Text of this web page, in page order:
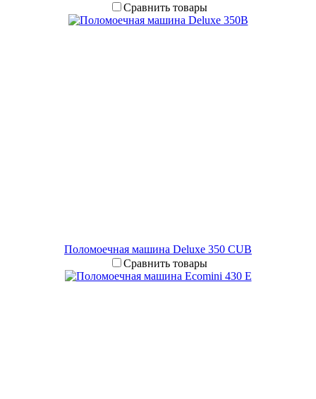
Сравнить товары
Поломоечная машина Deluxe 350 CUB
Сравнить товары